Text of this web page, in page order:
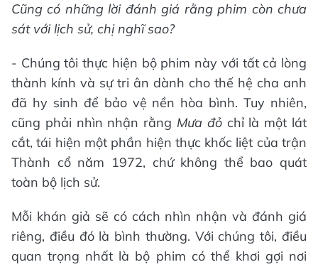
Cũng có những lời đánh giá rằng phim còn chưa
sát với lịch sử, chị nghĩ sao?
- Chúng tôi thực hiện bộ phim này với tất cả lòng
thành kính và sự tri ân dành cho thế hệ cha anh
đã hy sinh để bảo vệ nền hòa bình. Tuy nhiên,
cũng phải nhìn nhận rằng Mưa đỏchỉ là một lát
cắt, tái hiện một phần hiện thực khốc liệt của trận
Thành cổ năm 1972, chứ không thể bao quát
toàn bộ lịch sử.
Mỗi khán giả sẽ có cách nhìn nhận và đánh giá
riêng, điều đó là bình thường. Với chúng tôi, điều
quan trọng nhất là bộ phim có thể khơi gợi nơi